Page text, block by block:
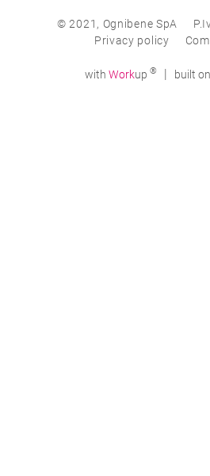
© 2021, Ognibene SpA
Privacy policy
with Workup ® | built